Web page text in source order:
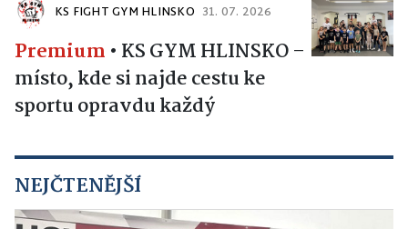
KS FIGHT GYM HLINSKO 31. 07. 2026
Premium • KS GYM HLINSKO –
místo, kde si najde cestu ke
sportu opravdu každý
NEJČTENĚJŠÍ